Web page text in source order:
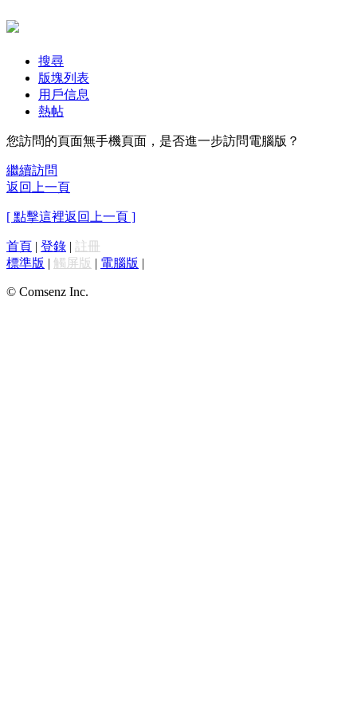
搜尋
版塊列表
用戶信息
熱帖
您訪問的頁面無手機頁面，是否進一步訪問電腦版？
繼續訪問
返回上一頁
[ 點擊這裡返回上一頁 ]
首頁 | 登錄 | 註冊
標準版 | 觸屏版 | 電腦版 |
© Comsenz Inc.